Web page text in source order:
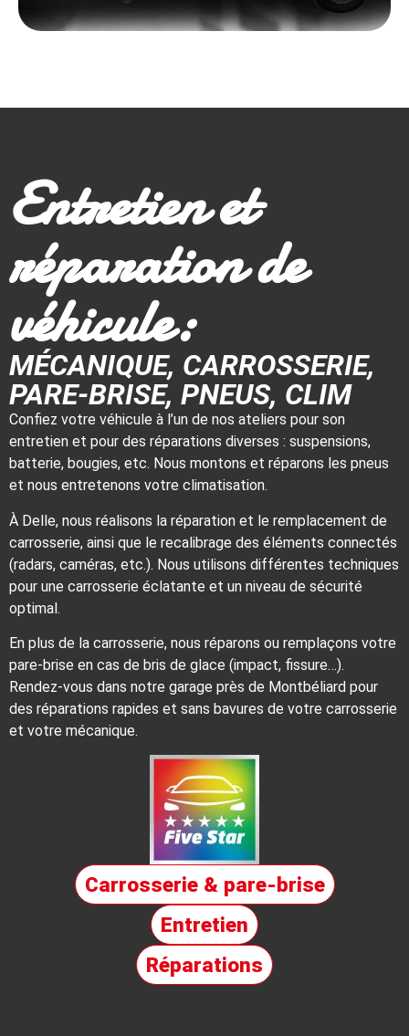
Entretien et
réparation de
véhicule:
MÉCANIQUE, CARROSSERIE,
PARE-BRISE, PNEUS, CLIM
Confiez votre véhicule à l’un de nos ateliers pour son
entretien et pour des réparations diverses : suspensions,
batterie, bougies, etc. Nous montons et réparons les pneus
et nous entretenons votre climatisation.
À Delle, nous réalisons la réparation et le remplacement de
carrosserie, ainsi que le recalibrage des éléments connectés
(radars, caméras, etc.). Nous utilisons différentes techniques
pour une carrosserie éclatante et un niveau de sécurité
optimal.
En plus de la carrosserie, nous réparons ou remplaçons votre
pare-brise en cas de bris de glace (impact, fissure…).
Rendez-vous dans notre garage près de Montbéliard pour
des réparations rapides et sans bavures de votre carrosserie
et votre mécanique.
Carrosserie & pare-brise
Entretien
Réparations